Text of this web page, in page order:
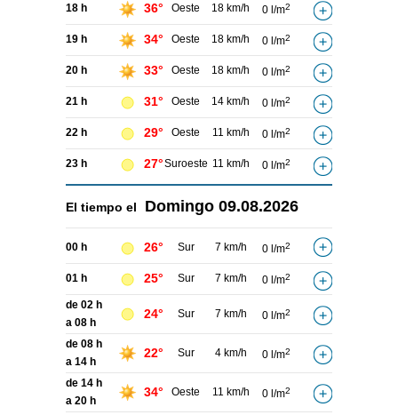
18 h 36° Oeste 18 km/h 0 l/m2
19 h 34° Oeste 18 km/h 0 l/m2
20 h 33° Oeste 18 km/h 0 l/m2
21 h 31° Oeste 14 km/h 0 l/m2
22 h 29° Oeste 11 km/h 0 l/m2
23 h 27°Suroeste 11 km/h 0 l/m2
El tiempo el Domingo 09.08.2026
00 h 26° Sur 7 km/h 0 l/m2
01 h 25° Sur 7 km/h 0 l/m2
de 02 h
a 08 h
24° Sur 7 km/h 0 l/m2
de 08 h
a 14 h
22° Sur 4 km/h 0 l/m2
de 14 h
a 20 h
34° Oeste 11 km/h 0 l/m2